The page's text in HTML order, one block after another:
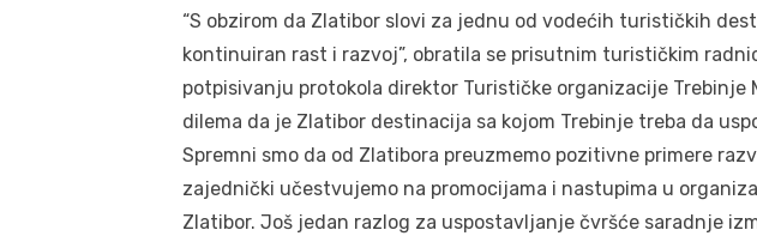
“S obzirom da Zlatibor slovi za jednu od vodećih turističkih
kontinuiran rast i razvoj”, obratila se prisutnim turističkim
potpisivanju protokola direktor Turističke organizacije Trebinje
dilema da je Zlatibor destinacija sa kojom Trebinje treba da
Spremni smo da od Zlatibora preuzmemo pozitivne primere
zajednički učestvujemo na promocijama i nastupima u
Zlatibor. Još jedan razlog za uspostavljanje čvršće saradnje